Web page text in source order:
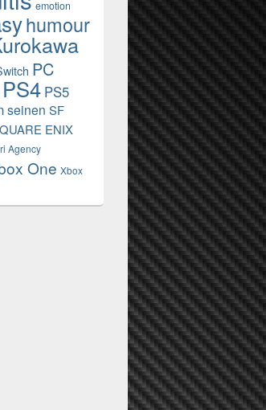
emotion
humour
PC
PS4 PS5
seinen SF
ENIX
Agency
One Xbox